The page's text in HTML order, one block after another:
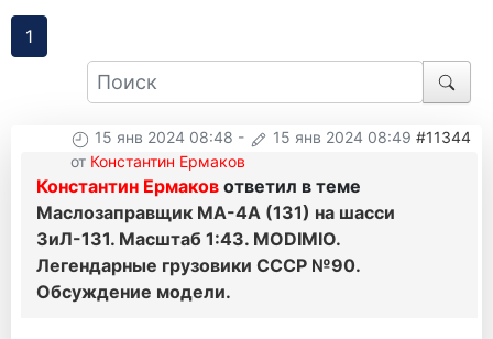
1
15 янв 2024 08:48 - 15 янв 2024 08:49 #11344
от Константин Ермаков
Константин Ермаков ответил в теме
Маслозаправщик МА-4А (131) на шасси
ЗиЛ-131. Масштаб 1:43. MODIMIO.
Легендарные грузовики СССР №90.
Обсуждение модели.